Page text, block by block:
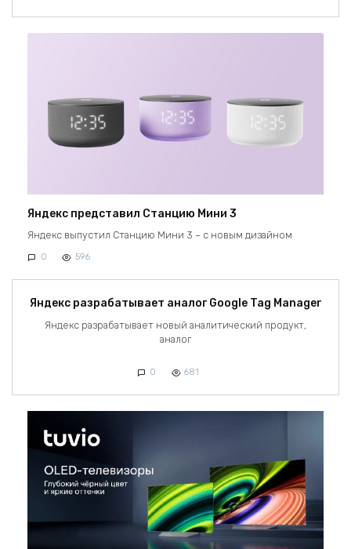
Яндекс представил Станцию Мини 3
Яндекс выпустил Станцию Мини 3 – с новым дизайном
0 596
Яндекс разрабатывает аналог Google Tag Manager
Яндекс разрабатывает новый аналитический продукт,
аналог
0 681